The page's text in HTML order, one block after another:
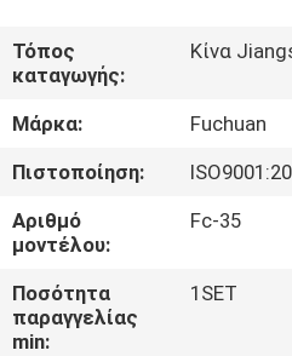
ΕΜΦΆΝΙΣΗ
VR
ΣΧΕΤΙΚΆ
ΜΕ
ΕΜΆΣ
Τόπος
καταγωγής:
Κίνα
Μάρκα:
Fuchuan
Πιστοποίηση:
Αριθμό
μοντέλου:
Fc-35
Ποσότητα
παραγγελίας
min:
1SET